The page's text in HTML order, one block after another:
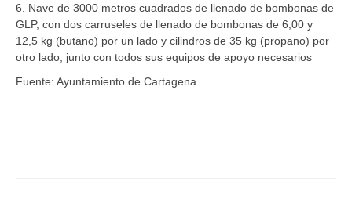
6. Nave de 3000 metros cuadrados de llenado de bombonas de
GLP, con dos carruseles de llenado de bombonas de 6,00 y
12,5 kg (butano) por un lado y cilindros de 35 kg (propano) por
otro lado, junto con todos sus equipos de apoyo necesarios
Fuente: Ayuntamiento de Cartagena